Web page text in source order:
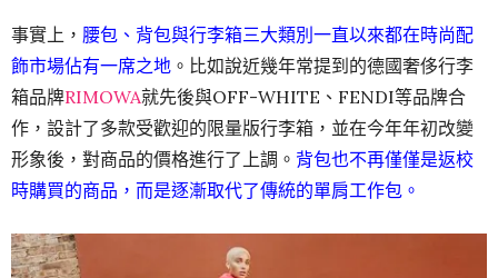
事實上， 腰包、背包與行李箱三大類別一直以來都在時尚配
飾市場佔有一席之地 。比如說近幾年常提到的德國奢侈行李
箱品牌RIMOWA就先後與OFF-WHITE、FENDI等品牌合
作，設計了多款受歡迎的限量版行李箱，並在今年年初改變
形象後，對商品的價格進行了上調。 背包也不再僅僅是返校
時購買的商品，而是逐漸取代了傳統的單肩工作包。